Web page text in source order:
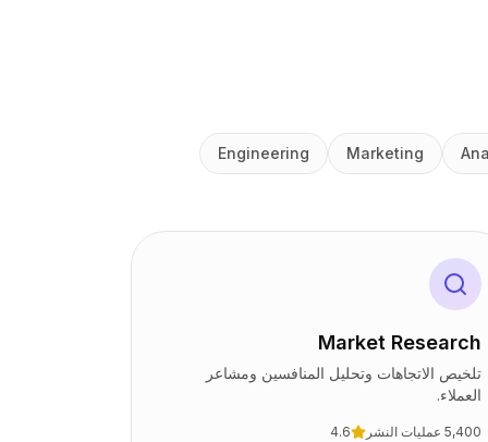
Marketing
Engineering
Market Research
تلخيص الاتجاهات وتحليل المنافسين ومشاعر
العملاء.
5,400 عمليات النشر 4.6